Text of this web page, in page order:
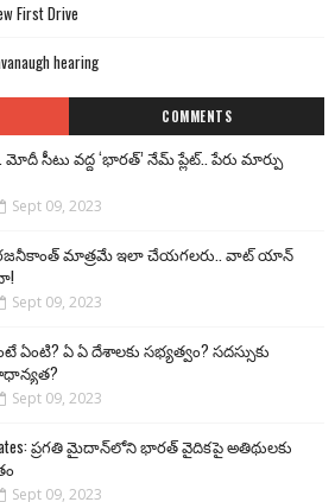
First Drive
hearing
COMMENTS
మోదీ సీటు వద్ద ‘భారత్’ నేమ్ ప్లేట్‌.. పేరు మార్పు
Sept 09, 2023
రజనీకాంత్ మాత్రమే ఇలా చేయగలరు.. వాట్ యాన్
Sept 09, 2023
ఏంటి? ఏ ఏ దేశాలకు సభ్యత్వం? సదస్సుకు
Sept 09, 2023
ప్రగతి మైదాన్‌లోని భారత్ వైదికపై అతిథులకు
Sept 09, 2023